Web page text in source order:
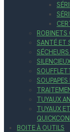
ROBINETS
SANTÉ ET
TUYAUX
TUYAUX ET
BOITE À OUTILS